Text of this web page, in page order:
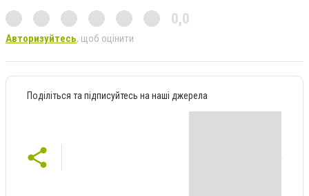
0,0
Авторизуйтесь, щоб оцінити
Поділіться та підписуйтесь на наші джерела